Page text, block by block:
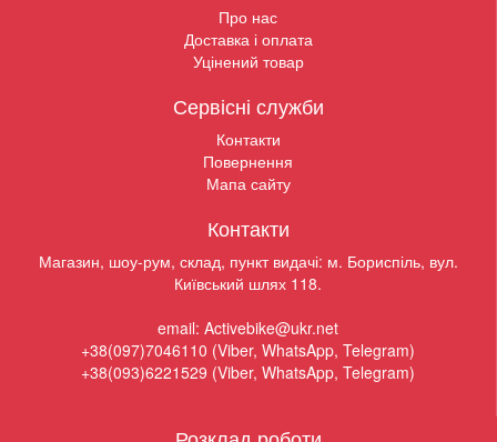
Про нас
Доставка і оплата
Уцінений товар
Сервісні служби
Контакти
Повернення
Мапа сайту
Контакти
Магазин, шоу-рум, склад, пункт видачі: м. Бориспіль, вул.
Київський шлях 118.
email: Activebike@ukr.net
+38(097)7046110 (Viber, WhatsApp, Telegram)
+38(093)6221529 (Viber, WhatsApp, Telegram)